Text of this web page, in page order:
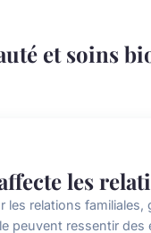
et soins
les
les relations
peuvent ressentir